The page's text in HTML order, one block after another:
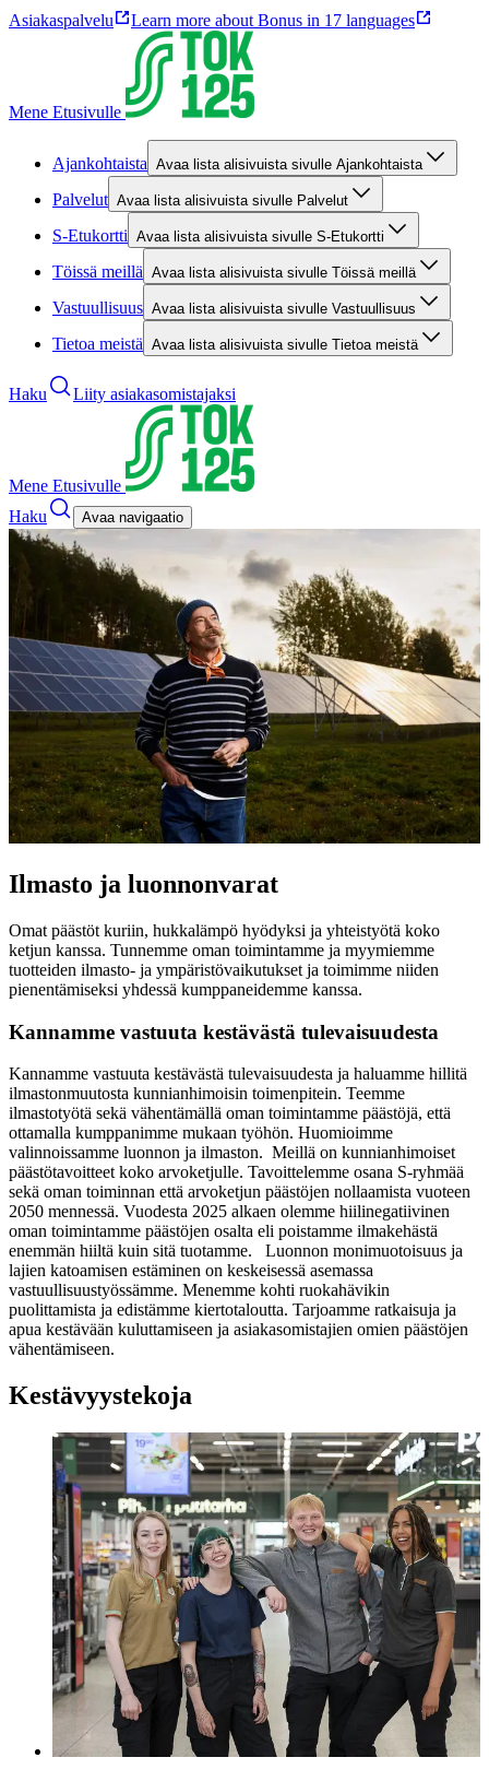
Asiakaspalvelu Learn more about Bonus in 17 languages
Mene Etusivulle
Ajankohtaista Avaa lista alisivuista sivulle Ajankohtaista
Palvelut Avaa lista alisivuista sivulle Palvelut
S-Etukortti Avaa lista alisivuista sivulle S-Etukortti
Töissä meillä Avaa lista alisivuista sivulle Töissä meillä
Vastuullisuus Avaa lista alisivuista sivulle Vastuullisuus
Tietoa meistä Avaa lista alisivuista sivulle Tietoa meistä
Haku Liity asiakasomistajaksi
Mene Etusivulle
Haku
Avaa navigaatio
Ilmasto ja luonnonvarat
Omat päästöt kuriin, hukkalämpö hyödyksi ja yhteistyötä koko
ketjun kanssa. Tunnemme oman toimintamme ja myymiemme
tuotteiden ilmasto- ja ympäristövaikutukset ja toimimme niiden
pienentämiseksi yhdessä kumppaneidemme kanssa.
Kannamme vastuuta kestävästä tulevaisuudesta
Kannamme vastuuta kestävästä tulevaisuudesta ja haluamme hillitä
ilmastonmuutosta kunnianhimoisin toimenpitein. Teemme
ilmastotyötä sekä vähentämällä oman toimintamme päästöjä, että
ottamalla kumppanimme mukaan työhön. Huomioimme
valinnoissamme luonnon ja ilmaston. Meillä on kunnianhimoiset
päästötavoitteet koko arvoketjulle. Tavoittelemme osana S-ryhmää
sekä oman toiminnan että arvoketjun päästöjen nollaamista vuoteen
2050 mennessä. Vuodesta 2025 alkaen olemme hiilinegatiivinen
oman toimintamme päästöjen osalta eli poistamme ilmakehästä
enemmän hiiltä kuin sitä tuotamme. Luonnon monimuotoisuus ja
lajien katoamisen estäminen on keskeisessä asemassa
vastuullisuustyössämme. Menemme kohti ruokahävikin
puolittamista ja edistämme kiertotaloutta. Tarjoamme ratkaisuja ja
apua kestävään kuluttamiseen ja asiakasomistajien omien päästöjen
vähentämiseen.
Kestävyystekoja